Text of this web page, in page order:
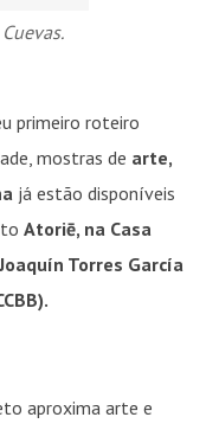
primeiro roteiro
mostras de arte,
já estão disponíveis
Atoriē, na Casa
Joaquín Torres García
aproxima arte e